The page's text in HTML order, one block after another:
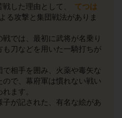
した理由として、
てつは
る攻撃と集団戦法がありま
戦では、最初に武将が名乗り
も刀などを用いた一騎打ちが
で相手を囲み、火薬や毒矢な
ので、幕府軍は慣れない戦い
ます。
子が記された、有名な絵があ